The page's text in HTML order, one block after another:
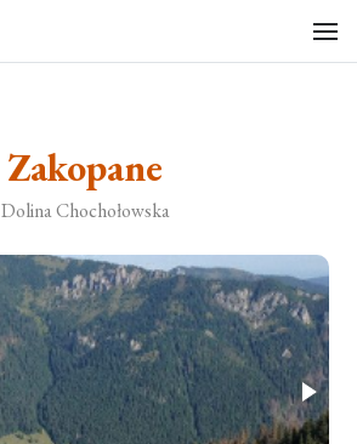
Zakopane
Dolina Chochołowska